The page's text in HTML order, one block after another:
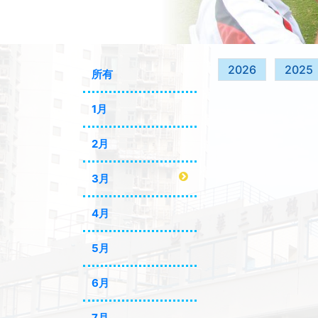
所有
1月
2月
3月
4月
5月
6月
2026 2025